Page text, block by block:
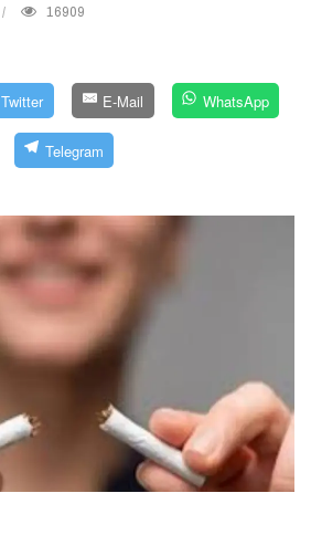
16909
Twitter E-Mail WhatsApp
Telegram